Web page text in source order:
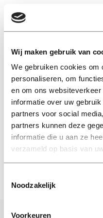
Wij maken gebruik van
We gebruiken cookies om
personaliseren, om
en om ons
informatie over uw
partners voor social
partners kunnen deze
informatie die u aan ze
verzameld op basis van
Noodzakelijk
Voorkeuren
Ossewaarde
Haat
23